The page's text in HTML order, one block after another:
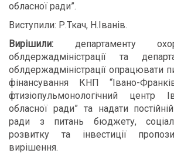
обласної ради”.
Виступили: Р.Ткач, Н.Іванів.
Вирішили: департаменту
облдержадміністрації та
облдержадміністрації опрацювати
фінансування КНП “Івано-
фтизіопульмонологічний центр
обласної ради” та надати
ради з питань бюджету,
розвитку та інвестиції
вирішення.